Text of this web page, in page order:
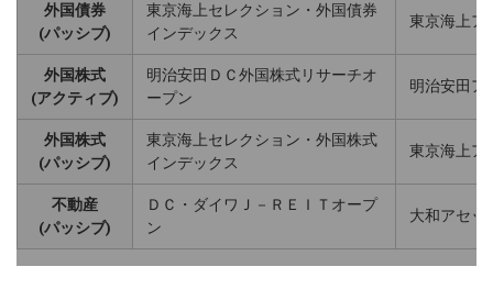
外国債券
(パッシブ)
東京海上セレクション・外国債券
インデックス
東京海上ア
外国株式
(アクティブ)
明治安田ＤＣ外国株式リサーチオ
ープン
明治安田ア
外国株式
(パッシブ)
東京海上セレクション・外国株式
インデックス
東京海上ア
不動産
(パッシブ)
ＤＣ・ダイワＪ－ＲＥＩＴオープ
ン
大和アセッ